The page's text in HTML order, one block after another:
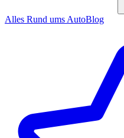
Alles Rund ums AutoBlog